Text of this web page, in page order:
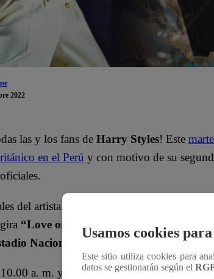
2022
las y los fans de Harry Styles! Este
en el Perú y con motivo de su
del artista se confirmó que este lunes se
“Love on Tour”
. Conocido esto,
Nacional a fin de conseguir los
a. m. y, de inmediato, se formaron
Usamos cookies
Este sitio utiliza cookies para
datos se gestionarán según el